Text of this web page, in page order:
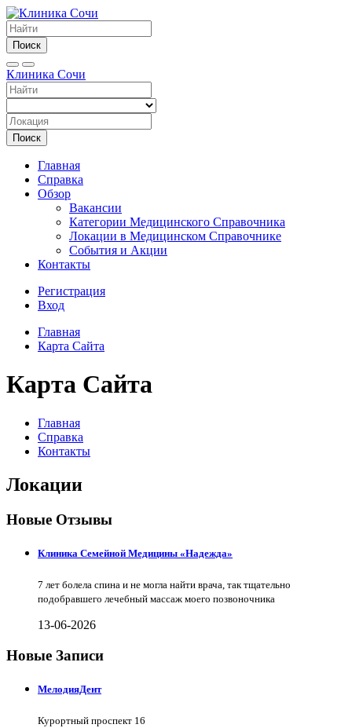
Поиск
Клиника Сочи
Поиск
Главная
Справка
Обзор
Вакансии
Категории Медицинского Справочника
Локации в Медицинском Справочнике
События и Акции
Контакты
Регистрация
Вход
Главная
Карта Сайта
Карта Сайта
Главная
Справка
Контакты
Локации
Новые Отзывы
Клиника Семейной Медицины «Надежда»
7 лет болела спина и не могла найти врача, так тщательно
подобравшего лечебный массаж моего позвоночника
13-06-2026
Новые Записи
МелодияДент
Курортный проспект 16